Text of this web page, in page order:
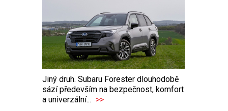
Jiný druh. Subaru Forester dlouhodobě
sází především na bezpečnost, komfort
a univerzální... >>